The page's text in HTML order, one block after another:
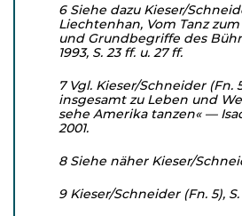
6 Siehe dazu Kieser/
Liechtenhan, Vom Tanz
und Grundbegriffe des
1993, S. 23 ff. u. 27 ff.
7 Vgl. Kieser/Schneider (Fn.
insgesamt zu Leben und
sehe Amerika tanzen« —
2001.
8 Siehe näher Kieser/
9 Kieser/Schneider (Fn. 5), S.